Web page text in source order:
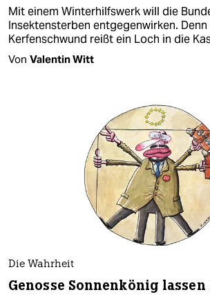
Mit einem Winterhilfswerk will die
Insektensterben entgegenwirken.
Kerfenschwund reißt ein Loch in die
Von Valentin Witt
Die Wahrheit
Genosse Sonnenkönig